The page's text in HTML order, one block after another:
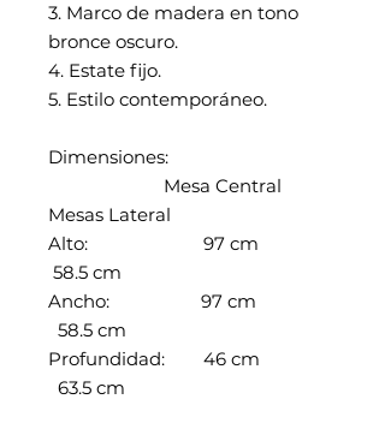
3. Marco de madera en tono
bronce oscuro.
4. Estate fijo.
5. Estilo contemporáneo.
Dimensiones:
Mesa Central
Mesas Lateral
Alto: 97 cm
58.5 cm
Ancho: 97 cm
58.5 cm
Profundidad: 46 cm
63.5 cm